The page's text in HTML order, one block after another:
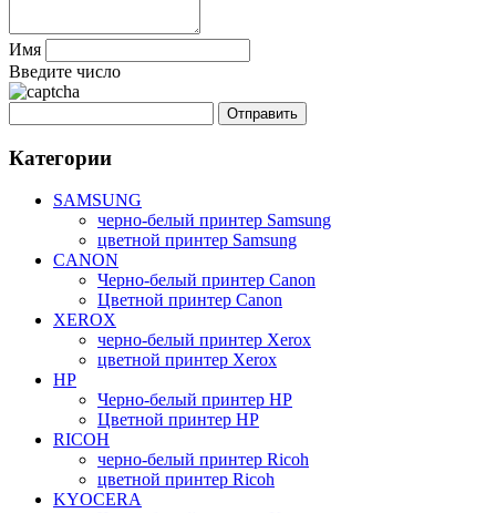
Имя
Введите число
Категории
SAMSUNG
черно-белый принтер Samsung
цветной принтер Samsung
CANON
Черно-белый принтер Canon
Цветной принтер Canon
XEROX
черно-белый принтер Xerox
цветной принтер Xerox
HP
Черно-белый принтер HP
Цветной принтер HP
RICOH
черно-белый принтер Ricoh
цветной принтер Ricoh
KYOCERA